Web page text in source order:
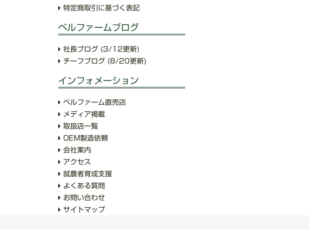
特定商取引に基づく表記
ベルファームブログ
社長ブログ (3/12更新)
チーフブログ (8/20更新)
インフォメーション
ベルファーム直売店
メディア掲載
取扱店一覧
OEM製造依頼
会社案内
アクセス
就農者育成支援
よくある質問
お問い合わせ
サイトマップ